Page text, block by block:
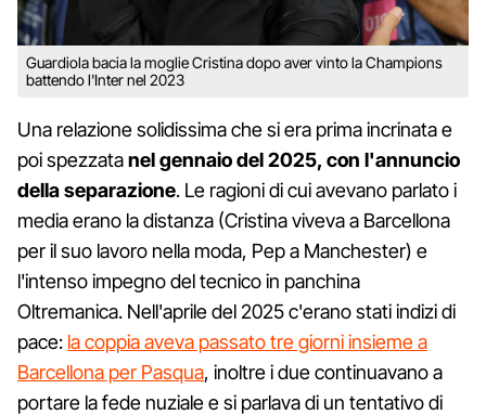
Guardiola bacia la moglie Cristina dopo aver vinto la Champions
battendo l'Inter nel 2023
Una relazione solidissima che si era prima incrinata e
poi spezzatanel gennaio del 2025, con l'annuncio
della separazione. Le ragioni di cui avevano parlato i
media erano la distanza (Cristina viveva a Barcellona
per il suo lavoro nella moda, Pep a Manchester) e
l'intenso impegno del tecnico in panchina
Oltremanica. Nell'aprile del 2025 c'erano stati indizi di
pace: la coppia aveva passato tre giorni insieme a
Barcellona per Pasqua, inoltre i due continuavano a
portare la fede nuziale e si parlava di un tentativo di